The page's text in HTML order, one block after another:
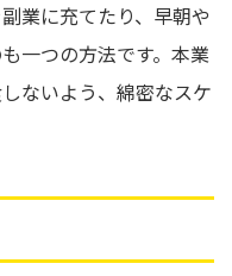
業に充てたり、早朝や
一つの方法です。本業
ないよう、綿密なスケ